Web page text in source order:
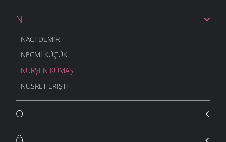
N
NACI DEMIR
NECMI KÜÇÜK
NURŞEN KUMAŞ
NUSRET ERIŞTI
O